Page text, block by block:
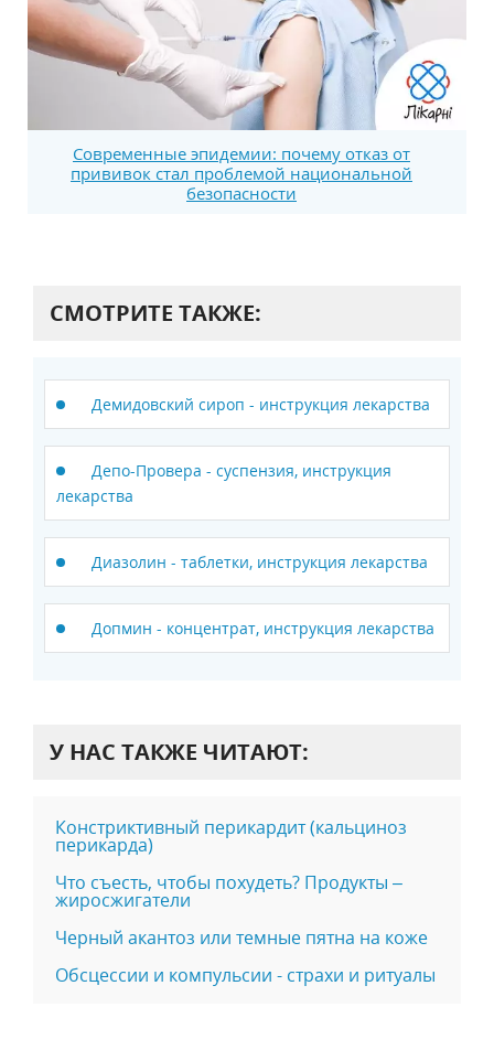
Современные эпидемии: почему отказ от
прививок стал проблемой национальной
безопасности
СМОТРИТЕ ТАКЖЕ:
Демидовский сироп - инструкция лекарства
Депо-Провера - суспензия, инструкция
лекарства
Диазолин - таблетки, инструкция лекарства
Допмин - концентрат, инструкция лекарства
У НАС ТАКЖЕ ЧИТАЮТ:
Констриктивный перикардит (кальциноз
перикарда)
Что съесть, чтобы похудеть? Продукты –
жиросжигатели
Черный акантоз или темные пятна на коже
Обсцессии и компульсии - страхи и ритуалы